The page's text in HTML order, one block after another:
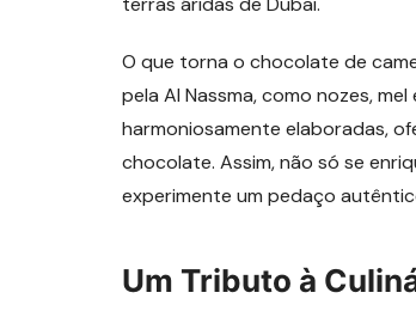
O que torna o chocolate de
pela Al Nassma, como nozes,
harmoniosamente elaboradas,
chocolate. Assim, não só se
experimente um pedaço
Um Tributo à